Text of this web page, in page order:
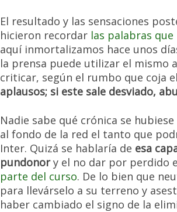
El resultado y las sensaciones
hicieron recordar las palabras
aquí inmortalizamos hace unos
la prensa puede utilizar el mismo
criticar, según el rumbo que coja
aplausos; si este sale desviado,
Nadie sabe qué crónica se
al fondo de la red el tanto que
Inter. Quizá se hablaría de esa
pundonory el no dar por perdido
parte del curso. De lo bien que
para llevárselo a su terreno y
haber cambiado el signo de la